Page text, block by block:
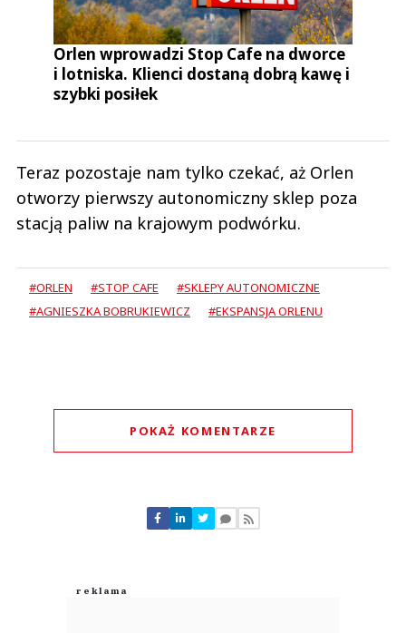
Orlen wprowadzi Stop Cafe na dworce
i lotniska. Klienci dostaną dobrą kawę i
szybki posiłek
Teraz pozostaje nam tylko czekać, aż Orlen
otworzy pierwszy autonomiczny sklep poza
stacją paliw na krajowym podwórku.
#ORLEN #STOP CAFE
#SKLEPY AUTONOMICZNE
#AGNIESZKA BOBRUKIEWICZ
#EKSPANSJA ORLENU
POKAŻ KOMENTARZE
Nie znaleziono komentarzy
Zostaw swoje komentarze